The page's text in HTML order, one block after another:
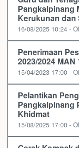
Pangkalpinang
Kerukunan dan
16/08/2025 10:24 -
Penerimaan
2023/2024
15/04/2023 17:00 -
Pelantikan
Pangkalpinang
Khidmat
15/08/2025 17:00 -